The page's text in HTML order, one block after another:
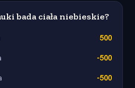
bada ciała niebieskie?
500
-500
-500